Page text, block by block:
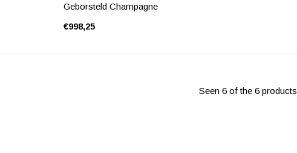
Geborsteld Champagne
€998,25
Seen 6 of the 6 products